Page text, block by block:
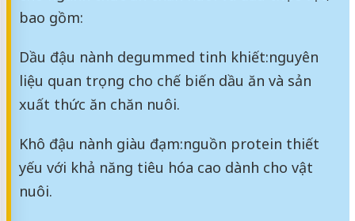
bao gồm:
Dầu đậu nành degummed tinh khiết:nguyên
liệu quan trọng cho chế biến dầu ăn và sản
xuất thức ăn chăn nuôi.
Khô đậu nành giàu đạm:nguồn protein thiết
yếu với khả năng tiêu hóa cao dành cho vật
nuôi.